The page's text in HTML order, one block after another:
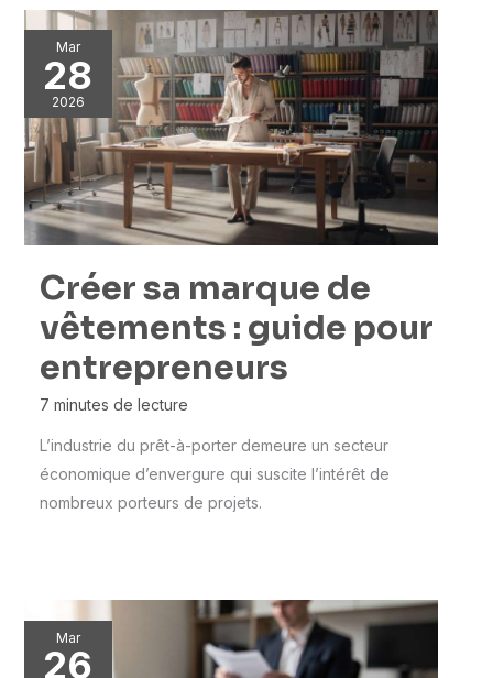
Mar
28
2026
Créer sa marque de
vêtements : guide pour
entrepreneurs
7 minutes de lecture
L’industrie du prêt-à-porter demeure un secteur
économique d’envergure qui suscite l’intérêt de
nombreux porteurs de projets.
Mar
26